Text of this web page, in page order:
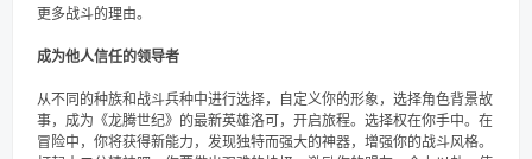
更多战斗的理由。
成为他人信任的领导者
从不同的种族和战斗兵种中进行选择，自定义你的形象，选择角色背景故
事，成为《龙腾世纪》的最新英雄洛可，开启旅程。选择权在你手中。在
冒险中，你将获得新能力，发现独特而强大的神器，增强你的战斗风格。